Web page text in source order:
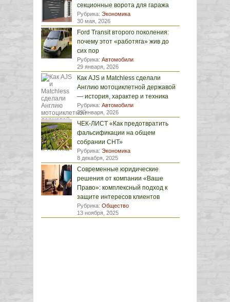
секционные ворота для гаража
Рубрика: Экономика
30 мая, 2026
Ford Transit второго поколения:
почему этот «работяга» жив до
сих пор
Рубрика: Автомобили
29 января, 2026
Как AJS и Matchless сделали
Англию мотоциклетной державой
— история, характер и техника
Рубрика: Автомобили
29 января, 2026
ЧЕК-ЛИСТ «Как предотвратить
фальсификации на общем
собрании СНТ»
Рубрика: Экономика
8 декабря, 2025
Современные юридические
решения от компании «Ваше
Право»: комплексный подход к
защите интересов клиентов
Рубрика: Общество
13 ноября, 2025